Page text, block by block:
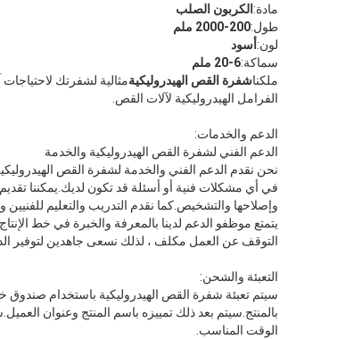
مادة: الكربون الصلب
طول:200-2000 ملم
لون: أسود
سماكة:6-20 ملم
ملكناشفرة القص الهيدروليكيةمثالية لشفرتك
الفرامل الهيدروليكية لآلات القص.
الدعم والخدمات:
الدعم الفني لشفرة القص الهيدروليكية والخدمة
في أي مشكلات فنية أو أسئلة قد تكون لديك.يمكننا
وإصلاحها والتشخيص.كما نقدم التدريب والتعليم للفنيين
يتمتع موظفو الدعم لدينا بالمعرفة والخبرة في خط
التوقف عن العمل مكلف ، لذلك نسعى جاهدين لتوفير
التعبئة والشحن:
سيتم تعبئة شفرة القص الهيدروليكية باستخدام صندوق
بالمنتج.سيتم بعد ذلك تمييزه باسم المنتج وعنوان
الوقت المناسب.